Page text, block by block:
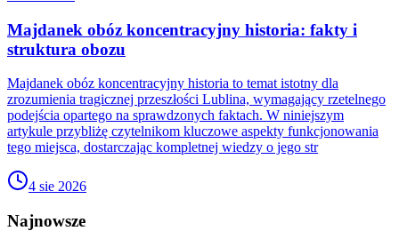
Majdanek obóz koncentracyjny historia: fakty i
struktura obozu
Majdanek obóz koncentracyjny historia to temat istotny dla
zrozumienia tragicznej przeszłości Lublina, wymagający rzetelnego
podejścia opartego na sprawdzonych faktach. W niniejszym
artykule przybliżę czytelnikom kluczowe aspekty funkcjonowania
tego miejsca, dostarczając kompletnej wiedzy o jego str
4 sie 2026
Najnowsze